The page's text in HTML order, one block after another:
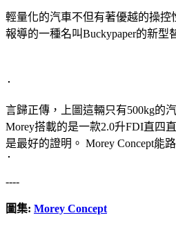
輕量化的汽車不但有著優越的操
報導的一種名叫Buckypaper的新
言歸正傳，上圖這輛只有500kg的
Morey搭載的是一款2.0升FDI直四
是最好的證明。 Morey Concept
----
圖集: Morey Concept